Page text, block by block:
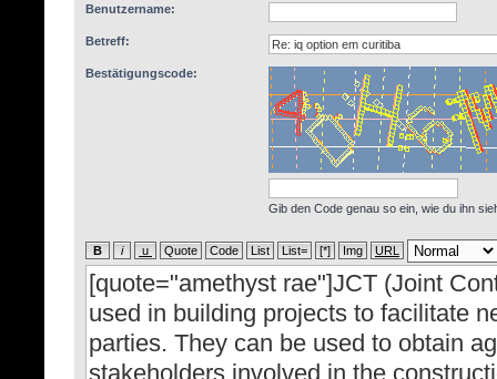
Benutzername:
Betreff:
Bestätigungscode:
Gib den Code genau so ein, wie du ihn